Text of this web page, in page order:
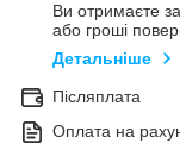
Ви отримаєте
або гроші
Детальніше
Післяплата
Оплата на